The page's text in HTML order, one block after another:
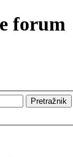
forum
Pretražnik